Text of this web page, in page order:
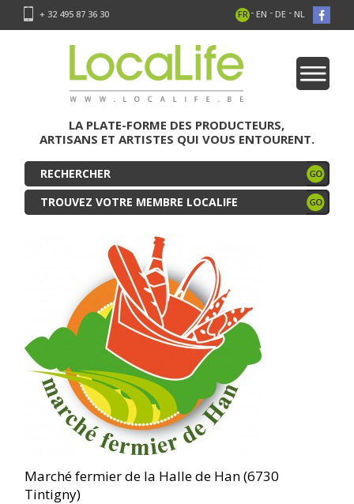
+ 32 495 87 36 30 FR - EN - DE - NL
LA PLATE-FORME DES PRODUCTEURS,
ARTISANS ET ARTISTES QUI VOUS ENTOURENT.
TROUVEZ VOTRE MEMBRE LOCALIFE
Marché fermier de la Halle de Han (6730
Tintigny)